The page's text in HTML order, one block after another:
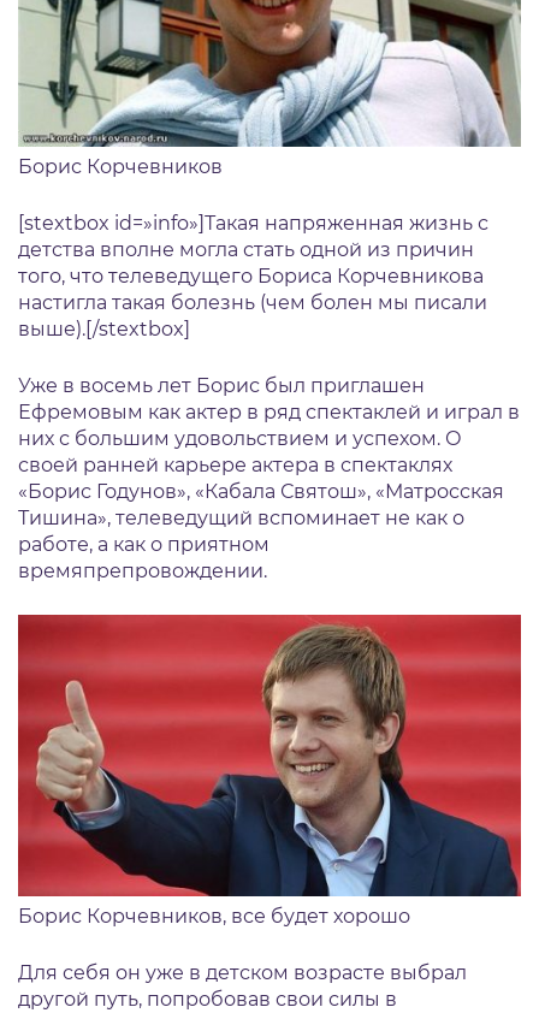
Борис Корчевников
[stextbox id=»info»]Такая напряженная жизнь с
детства вполне могла стать одной из причин
того, что телеведущего Бориса Корчевникова
настигла такая болезнь (чем болен мы писали
выше).[/stextbox]
Уже в восемь лет Борис был приглашен
Ефремовым как актер в ряд спектаклей и играл в
них с большим удовольствием и успехом. О
своей ранней карьере актера в спектаклях
«Борис Годунов», «Кабала Святош», «Матросская
Тишина», телеведущий вспоминает не как о
работе, а как о приятном
времяпрепровождении.
Борис Корчевников, все будет хорошо
Для себя он уже в детском возрасте выбрал
другой путь, попробовав свои силы в